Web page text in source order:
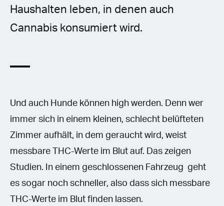
Haushalten leben, in denen auch
Cannabis konsumiert wird.
Und auch Hunde können high werden. Denn wer
immer sich in einem kleinen, schlecht belüfteten
Zimmer aufhält, in dem geraucht wird, weist
messbare THC-Werte im Blut auf. Das zeigen
Studien. In einem geschlossenen Fahrzeug geht
es sogar noch schneller, also dass sich messbare
THC-Werte im Blut finden lassen.